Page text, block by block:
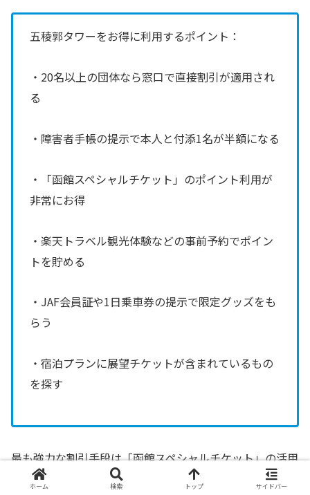
五稜郭タワーをお得に利用するポイント：
・20名以上の団体なら窓口で直接割引が適用され
る
・障害者手帳の提示で本人と付添1名が半額になる
・「函館スペシャルチケット」のポイント利用が
非常にお得
・楽天トラベル観光体験などの事前予約でポイン
トを貯める
・JAF会員証や1日乗車券の提示で限定グッズをも
らう
・宿泊プランに展望チケットが含まれているもの
を探す
最も強力な割引手段は「函館スペシャルチケット」の活用
や「福利厚生サービスのクーポン」です。一方で、JAFや
ホーム 検索 トップ サイドバー